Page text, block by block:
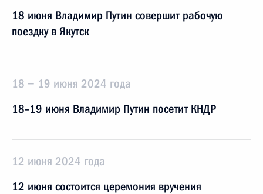
18 июня Владимир Путин совершит рабочую
поездку в Якутск
18 − 19 июня 2024 года
18–19 июня Владимир Путин посетит КНДР
12 июня 2024 года
12 июня состоится церемония вручения